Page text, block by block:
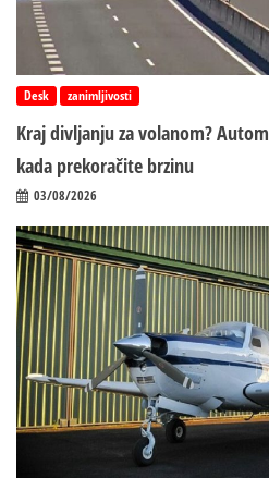
Desk zanimljivosti
Kraj divljanju za volanom?
kada prekoračite brzinu
03/08/2026